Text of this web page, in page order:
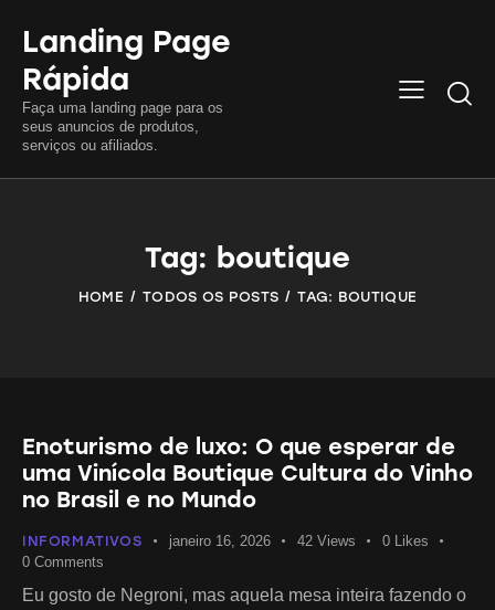
Landing Page
Rápida
Faça uma landing page para os
seus anuncios de produtos,
serviços ou afiliados.
Tag: boutique
HOME TODOS OS POSTS TAG: BOUTIQUE
Enoturismo de luxo: O que esperar de
uma Vinícola Boutique Cultura do Vinho
no Brasil e no Mundo
INFORMATIVOS janeiro 16, 2026 42 Views 0
Likes
0 Comments
Eu gosto de Negroni, mas aquela mesa inteira fazendo o